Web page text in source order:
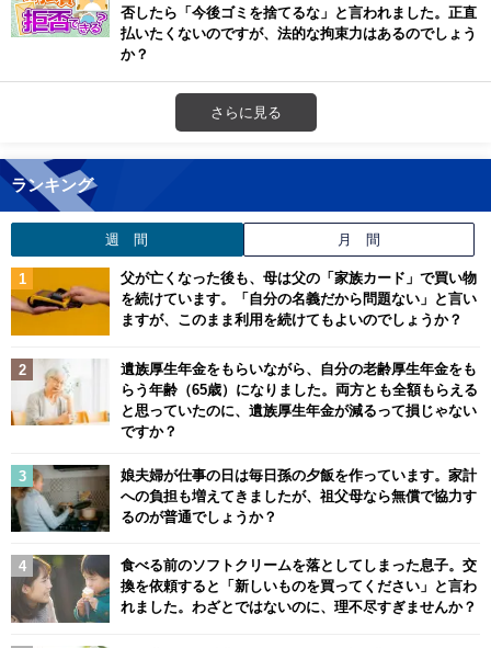
否したら「今後ゴミを捨てるな」と言われました。正直
払いたくないのですが、法的な拘束力はあるのでしょう
か？
さらに見る
ランキング
週 間 月 間
父が亡くなった後も、母は父の「家族カード」で買い物
を続けています。「自分の名義だから問題ない」と言い
ますが、このまま利用を続けてもよいのでしょうか？
遺族厚生年金をもらいながら、自分の老齢厚生年金をも
らう年齢（65歳）になりました。両方とも全額もらえる
と思っていたのに、遺族厚生年金が減るって損じゃない
ですか？
娘夫婦が仕事の日は毎日孫の夕飯を作っています。家計
への負担も増えてきましたが、祖父母なら無償で協力す
るのが普通でしょうか？
食べる前のソフトクリームを落としてしまった息子。交
換を依頼すると「新しいものを買ってください」と言わ
れました。わざとではないのに、理不尽すぎませんか？